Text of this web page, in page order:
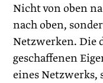
Nicht von oben
nach oben,
Netzwerken. Die
geschaffenen
eines Netzwerks,